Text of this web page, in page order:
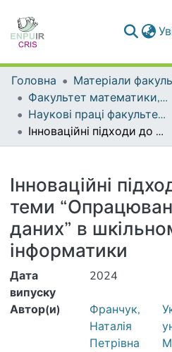
Головна
Факультет математики, інформатики та фізики
Наукові праці факультету математики, інформатики та фізики
Інноваційні підходи до навчання теми “Опрацювання табличних даних” в шкільному курсі інформатики
Інноваційні
теми
даних” в
інформатики
Дата
випуску
2024
Автор(и)
Франчук,
Наталія
Петрівна